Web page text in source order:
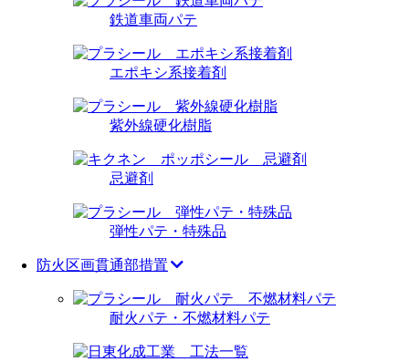
鉄道車両パテ
エポキシ系接着剤
紫外線硬化樹脂
忌避剤
弾性パテ・特殊品
防火区画貫通部措置
耐火パテ・不燃材料パテ